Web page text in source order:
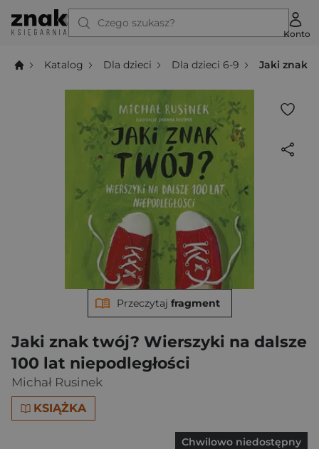
Czego szukasz?
Konto
Katalog Dla dzieci Dla dzieci 6-9 Jaki znak
Jaki znak twój? Wierszyki na dalsze
100 lat niepodległości
Michał Rusinek
KSIĄŻKA
Przeczytaj fragment
Chwilowo niedostępny